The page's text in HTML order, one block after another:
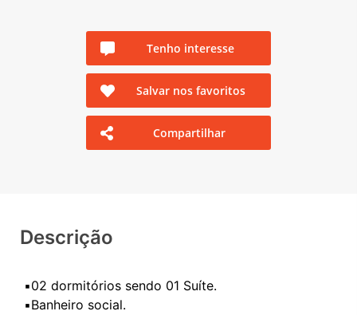
Tenho interesse
Salvar nos favoritos
Compartilhar
Descrição
▪️02 dormitórios sendo 01 Suíte.
▪️Banheiro social.